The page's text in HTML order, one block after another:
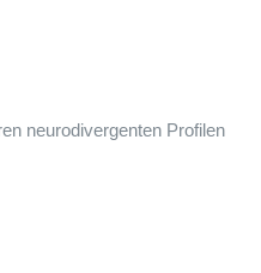
neurodivergenten Profilen